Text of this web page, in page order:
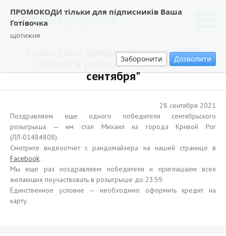
ПРОМОКОДИ тільки для підписників Ваша
Готівочка
щотижня
Заборонити Дозволити
Разыграна предпоследняя 1000
гривен в рамках "Денежного
сентября"
28 сентября 2021
Поздравляем еще одного победителя сентябрьского
розыгрыша — им стал Михаил из города Кривой Рог
(ЛЛ-01484808).
Смотрите видеоотчет с рандомайзера на нашей странице в
Facebook.
Мы еще раз поздравляем победителя и приглашаем всех
желающих поучаствовать в розыгрыше до 23:59.
Единственное условие — необходимо оформить кредит на
карту.